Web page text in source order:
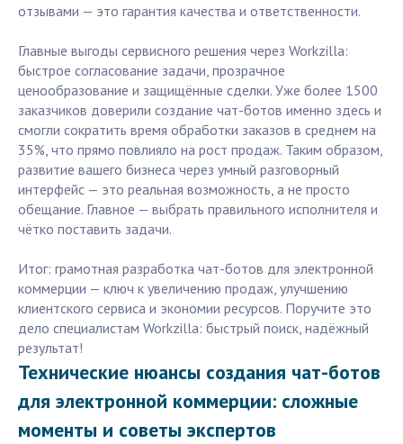
отзывами — это гарантия качества и ответственности.
Главные выгоды сервисного решения через Workzilla:
быстрое согласование задачи, прозрачное
ценообразование и защищённые сделки. Уже более 1500
заказчиков доверили создание чат-ботов именно здесь и
смогли сократить время обработки заказов в среднем на
35%, что прямо повлияло на рост продаж. Таким образом,
развитие вашего бизнеса через умный разговорный
интерфейс — это реальная возможность, а не просто
обещание. Главное — выбрать правильного исполнителя и
чётко поставить задачи.
Итог: грамотная разработка чат-ботов для электронной
коммерции — ключ к увеличению продаж, улучшению
клиентского сервиса и экономии ресурсов. Поручите это
дело специалистам Workzilla: быстрый поиск, надёжный
результат!
Технические нюансы создания чат-ботов
для электронной коммерции: сложные
моменты и советы экспертов